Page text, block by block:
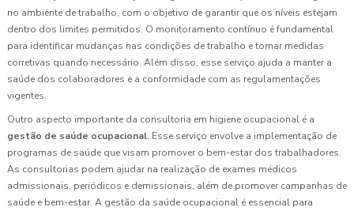
no ambiente de trabalho, com o objetivo de garantir que os níveis estejam
dentro dos limites permitidos. O monitoramento contínuo é fundamental
para identificar mudanças nas condições de trabalho e tomar medidas
corretivas quando necessário. Além disso, esse serviço ajuda a manter a
saúde dos colaboradores e a conformidade com as regulamentações
vigentes.
Outro aspecto importante da consultoria em higiene ocupacional é a
gestão de saúde ocupacional. Esse serviço envolve a implementação de
programas de saúde que visam promover o bem-estar dos trabalhadores.
As consultorias podem ajudar na realização de exames médicos
admissionais, periódicos e demissionais, além de promover campanhas de
saúde e bem-estar. A gestão da saúde ocupacional é essencial para